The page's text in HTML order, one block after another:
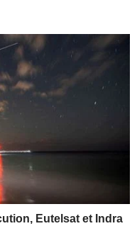
Eutelsat et Indra